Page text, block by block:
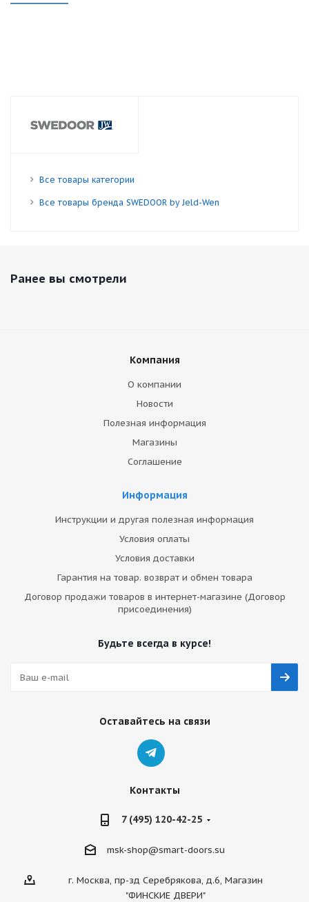
Все товары категории
Все товары бренда SWEDOOR by Jeld-Wen
Ранее вы смотрели
Компания
О компании
Новости
Полезная информация
Магазины
Соглашение
Информация
Инструкции и другая полезная информация
Условия оплаты
Условия доставки
Гарантия на товар. возврат и обмен товара
Договор продажи товаров в интернет-магазине (Договор
присоединения)
Будьте всегда в курсе!
Оставайтесь на связи
Контакты
7 (495) 120-42-25
msk-shop@smart-doors.su
г. Москва, пр-зд Серебрякова, д.6, Магазин
"ФИНСКИЕ ДВЕРИ"